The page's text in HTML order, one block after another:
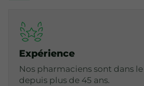
Expérience
Nos pharmaciens sont dans
depuis plus de 45 ans.